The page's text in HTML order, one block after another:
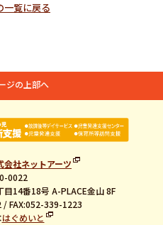
一覧に戻る
ジの上部へ
会社ネットアーツ
0022
14番18号 A-PLACE金山 8F
FAX:052-339-1223
はぐめいと